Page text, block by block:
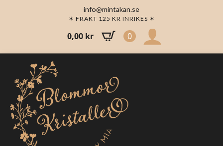
info@mintakan.se
✶ FRAKT 125 KR INRIKES ✶
0,00 kr 0